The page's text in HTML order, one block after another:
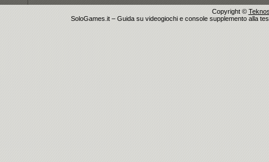
Copyright ©
SoloGames.it – Guida su videogiochi e console supplemento alla